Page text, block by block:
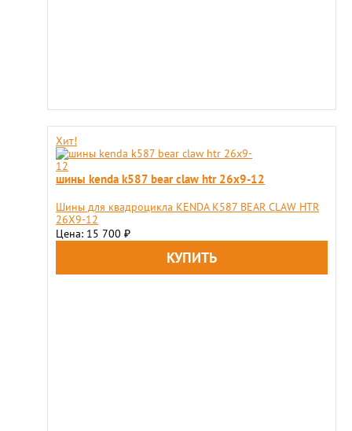
Хит!
шины kenda k587 bear claw htr 26x9-12
Шины для квадроцикла KENDA K587 BEAR CLAW HTR
26X9-12
Цена: 15 700 ₽